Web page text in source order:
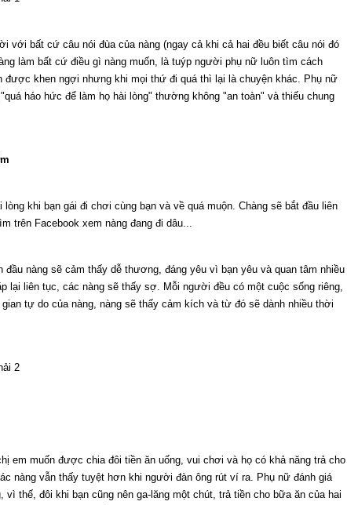
với bất cứ câu nói đùa của nàng (ngay cả khi cả hai đều biết câu nói đó
làm bất cứ điều gì nàng muốn, là tuýp người phụ nữ luôn tìm cách
được khen ngợi nhưng khi mọi thứ đi quá thì lại là chuyện khác. Phụ nữ
háo hức để làm họ hài lòng" thường không "an toàn" và thiếu chung
lòng khi bạn gái đi chơi cùng bạn và về quá muộn. Chàng sẽ bắt đầu liên
trên Facebook xem nàng đang đi dâu...
đầu nàng sẽ cảm thấy dễ thương, đáng yêu vì bạn yêu và quan tâm nhiều
lại liên tục, các nàng sẽ thấy sợ. Mỗi người đều có một cuộc sống riêng,
gian tự do của nàng, nàng sẽ thấy cảm kích và từ đó sẽ dành nhiều thời
em muốn được chia đôi tiền ăn uống, vui chơi và họ có khả năng trả cho
nàng vẫn thấy tuyệt hơn khi người đàn ông rút ví ra. Phụ nữ đánh giá
vì thế, đôi khi bạn cũng nên ga-lăng một chút, trả tiền cho bữa ăn của hai